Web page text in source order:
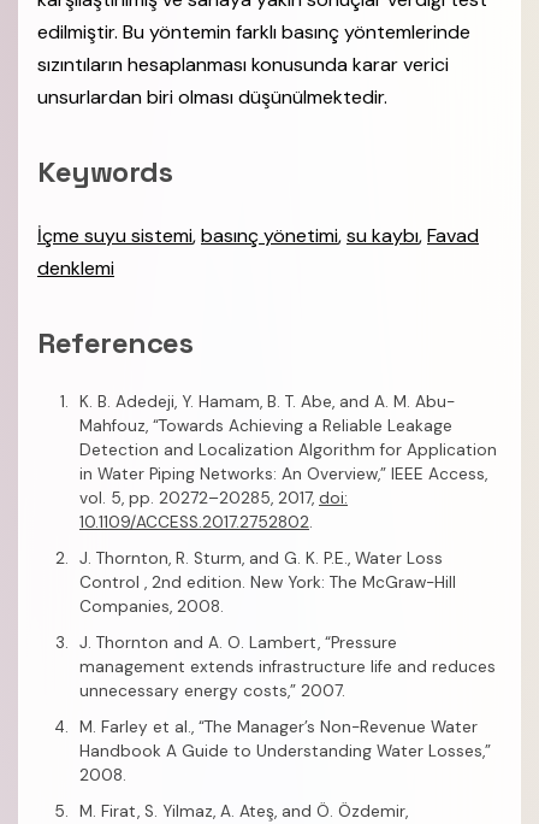
edilmiştir. Bu yöntemin farklı basınç yöntemlerinde
sızıntıların hesaplanması konusunda karar verici
unsurlardan biri olması düşünülmektedir.
Keywords
İçme suyu sistemi,basınç yönetimi,su kaybı,Favad
denklemi
References
K. B. Adedeji, Y. Hamam, B. T. Abe, and A. M. Abu-
Mahfouz, “Towards Achieving a Reliable Leakage
Detection and Localization Algorithm for Application
in Water Piping Networks: An Overview,” IEEE Access,
vol. 5, pp. 20272–20285, 2017, doi:
10.1109/ACCESS.2017.2752802.
J. Thornton, R. Sturm, and G. K. P.E., Water Loss
Control , 2nd edition. New York: The McGraw-Hill
Companies, 2008.
J. Thornton and A. O. Lambert, “Pressure
management extends infrastructure life and reduces
unnecessary energy costs,” 2007.
M. Farley et al., “The Manager’s Non-Revenue Water
Handbook A Guide to Understanding Water Losses,”
2008.
M. Firat, S. Yilmaz, A. Ateş, and Ö. Özdemir,